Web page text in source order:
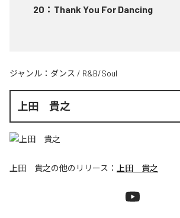
20 ： Thank You For Dancing
ジャンル： ダンス / R&B/Soul
上田 貴之
上田 貴之の他のリリース： 上田 貴之